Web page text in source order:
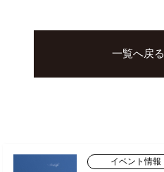
一覧へ戻る
イベント情報